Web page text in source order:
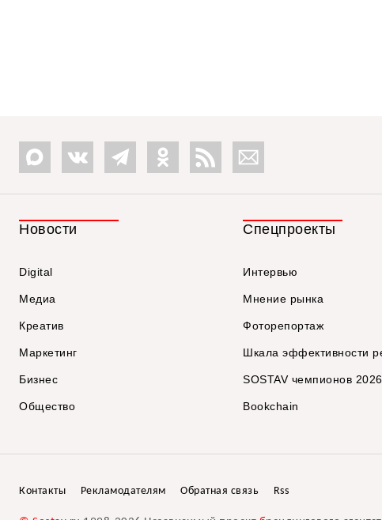
Новости
Digital
Медиа
Креатив
Маркетинг
Бизнес
Общество
Спецпроекты
Интервью
Мнение рынка
Фоторепортаж
Шкала эффективности
SOSTAV чемпионов 2026
Bookchain
Контакты Рекламодателям Обратная связь Rss